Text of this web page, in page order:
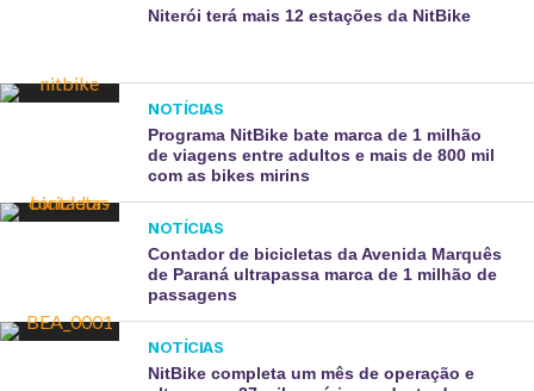
Niterói terá mais 12 estações da NitBike
NOTÍCIAS
Programa NitBike bate marca de 1 milhão
de viagens entre adultos e mais de 800 mil
com as bikes mirins
NOTÍCIAS
Contador de bicicletas da Avenida Marquês
de Paraná ultrapassa marca de 1 milhão de
passagens
NOTÍCIAS
NitBike completa um mês de operação e